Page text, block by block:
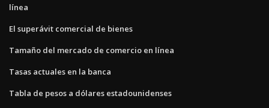
línea
El superávit comercial de bienes
Tamaño del mercado de comercio en línea
Tasas actuales en la banca
Tabla de pesos a dólares estadounidenses